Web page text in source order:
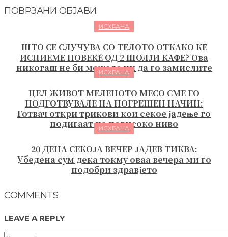
ПОВРЗАНИ ОБЈАВИ
ИСХРАНА
ШТО СЕ СЛУЧУВА СО ТЕЛОТО ОТКАКО ЌЕ
ИСПИЕМЕ ПОВЕЌЕ ОД 2 ШОЛЈИ КАФЕ? Ова
никогаш не би можеле ни да го замислите
ИСХРАНА
ЦЕЛ ЖИВОТ МЕЛЕНОТО МЕСО СМЕ ГО
ПОДГОТВУВАЛЕ НА ПОГРЕШЕН НАЧИН:
Готвач откри трикови кои секое јадење го
подигаат на повисоко ниво
ИСХРАНА
20 ДЕНА СЕКОЈА ВЕЧЕР ЈАДЕВ ТИКВА:
Убедена сум дека токму оваа вечера ми го
подобри здравјето
COMMENTS
LEAVE A REPLY